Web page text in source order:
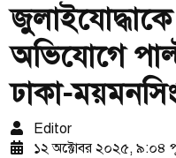
জুলাইযোদ্ধাকে
অভিযোগে
ঢাকা-
Editor
১২ অক্টোবর ২০২৫, ৯:০৪